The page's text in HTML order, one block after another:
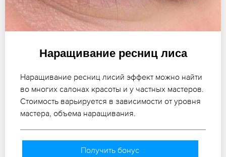
Наращивание ресниц лиса
Наращивание ресниц лисий эффект можно найти
во многих салонах красоты и у частных мастеров.
Стоимость варьируется в зависимости от уровня
мастера, объема наращивания.
Получить бонус